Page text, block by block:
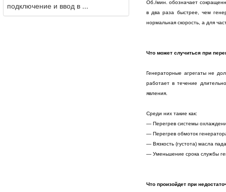
подключение и ввод в ...
Об./мин. обозначает
в два раза быстрее, чем
нормальная скорость, а для
Что может случиться при
Генераторные агрегаты не
работает в течение
явления.
Среди них такие как:
— Перегрев системы
— Перегрев обмоток
— Вязкость (густота) масла
— Уменьшение срока службы
Что произойдет при